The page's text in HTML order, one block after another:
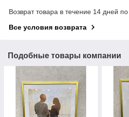
Возврат товара в течение 14 дней
Все условия возврата
Подобные товары компании